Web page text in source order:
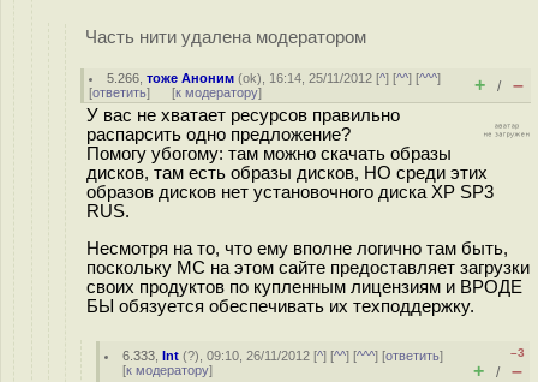
Часть нити удалена модератором
5.266 ,тоже Аноним (ok), 16:14, 25/11/2012 [^] [^^] [^^^]
[ответить] [к модератору] + / –
У вас не хватает ресурсов правильно
распарсить одно предложение?
Помогу убогому: там можно скачать образы
дисков, там есть образы дисков, НО среди этих
образов дисков нет установочного диска XP SP3
RUS.
Несмотря на то, что ему вполне логично там быть,
поскольку MC на этом сайте предоставляет загрузки
своих продуктов по купленным лицензиям и ВРОДЕ
БЫ обязуется обеспечивать их техподдержку.
6.333 ,Int (?), 09:10, 26/11/2012 [^] [^^] [^^^] [ответить]
[к модератору]
–3
+ / –